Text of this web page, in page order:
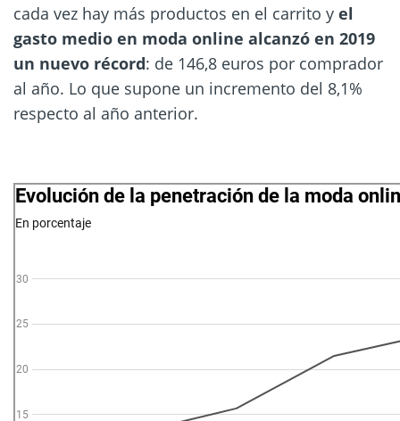
cada vez hay más productos en el carrito y el
gasto medio en moda online alcanzó en 2019
un nuevo récord: de 146,8 euros por comprador
al año. Lo que supone un incremento del 8,1%
respecto al año anterior.